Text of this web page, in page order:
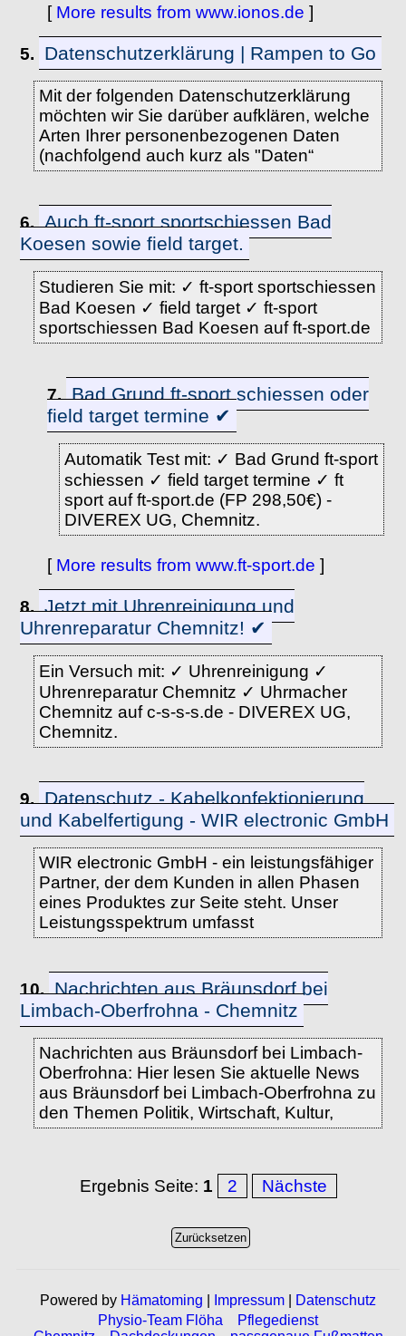
[ More results from www.ionos.de ]
5. Datenschutzerklärung | Rampen to Go
Mit der folgenden Datenschutzerklärung
möchten wir Sie darüber aufklären, welche
Arten Ihrer personenbezogenen Daten
(nachfolgend auch kurz als "Daten“
6. Auch ft-sport sportschiessen Bad
Koesen sowie field target.
Studieren Sie mit: ✓ ft-sport sportschiessen
Bad Koesen ✓ field target ✓ ft-sport
sportschiessen Bad Koesen auf ft-sport.de
7. Bad Grund ft-sport schiessen oder
field target termine ✔
Automatik Test mit: ✓ Bad Grund ft-sport
schiessen ✓ field target termine ✓ ft
sport auf ft-sport.de (FP 298,50€) -
DIVEREX UG, Chemnitz.
[ More results from www.ft-sport.de ]
8. Jetzt mit Uhrenreinigung und
Uhrenreparatur Chemnitz! ✔
Ein Versuch mit: ✓ Uhrenreinigung ✓
Uhrenreparatur Chemnitz ✓ Uhrmacher
Chemnitz auf c-s-s-s.de - DIVEREX UG,
Chemnitz.
9. Datenschutz - Kabelkonfektionierung
und Kabelfertigung - WIR electronic GmbH
WIR electronic GmbH - ein leistungsfähiger
Partner, der dem Kunden in allen Phasen
eines Produktes zur Seite steht. Unser
Leistungsspektrum umfasst
10. Nachrichten aus Bräunsdorf bei
Limbach-Oberfrohna - Chemnitz
Nachrichten aus Bräunsdorf bei Limbach-
Oberfrohna: Hier lesen Sie aktuelle News
aus Bräunsdorf bei Limbach-Oberfrohna zu
den Themen Politik, Wirtschaft, Kultur,
Ergebnis Seite: 1 2 Nächste
Powered by Hämatoming Impressum
Datenschutz
Physio-Team Flöha
Pflegedienst